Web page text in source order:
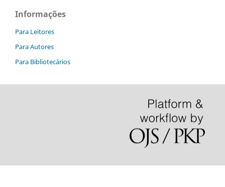
Informações
Para Leitores
Para Autores
Para Bibliotecários